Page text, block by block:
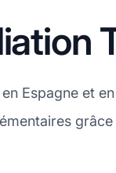
Espagne et